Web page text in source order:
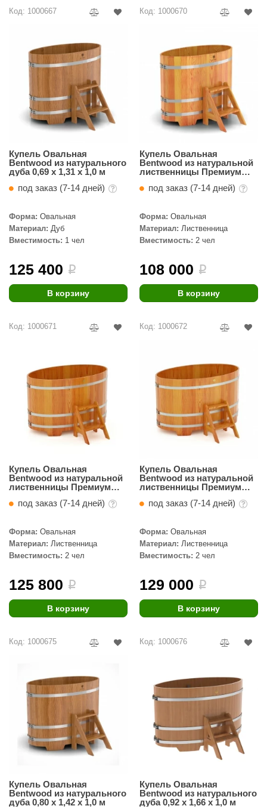
Код: 1000667
Купель Овальная
Bentwood из натурального
дуба 0,69 х 1,31 х 1,0 м
под заказ (7-14 дней)
Форма: Овальная
Материал: Дуб
Вместимость: 1 чел
125 400 i
В корзину
Код: 1000670
Купель Овальная
Bentwood из натуральной
лиственницы Премиум
под заказ (7-14 дней)
Форма: Овальная
Материал: Лиственница
Вместимость: 2 чел
108 000 i
В корзину
Код: 1000671
Купель Овальная
Bentwood из натуральной
лиственницы Премиум
под заказ (7-14 дней)
Форма: Овальная
Материал: Лиственница
Вместимость: 2 чел
125 800 i
В корзину
Код: 1000672
Купель Овальная
Bentwood из натуральной
лиственницы Премиум
под заказ (7-14 дней)
Форма: Овальная
Материал: Лиственница
Вместимость: 2 чел
129 000 i
В корзину
Код: 1000675
Купель Овальная
Bentwood из натурального
дуба 0,80 х 1,42 х 1,0 м
Код: 1000676
Купель Овальная
Bentwood из натурального
дуба 0,92 х 1,66 х 1,0 м